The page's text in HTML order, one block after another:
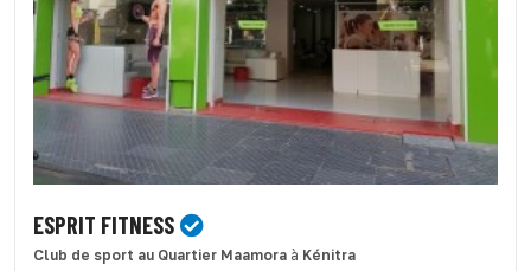
ESPRIT FITNESS
Club de sport au Quartier Maamora à Kénitra